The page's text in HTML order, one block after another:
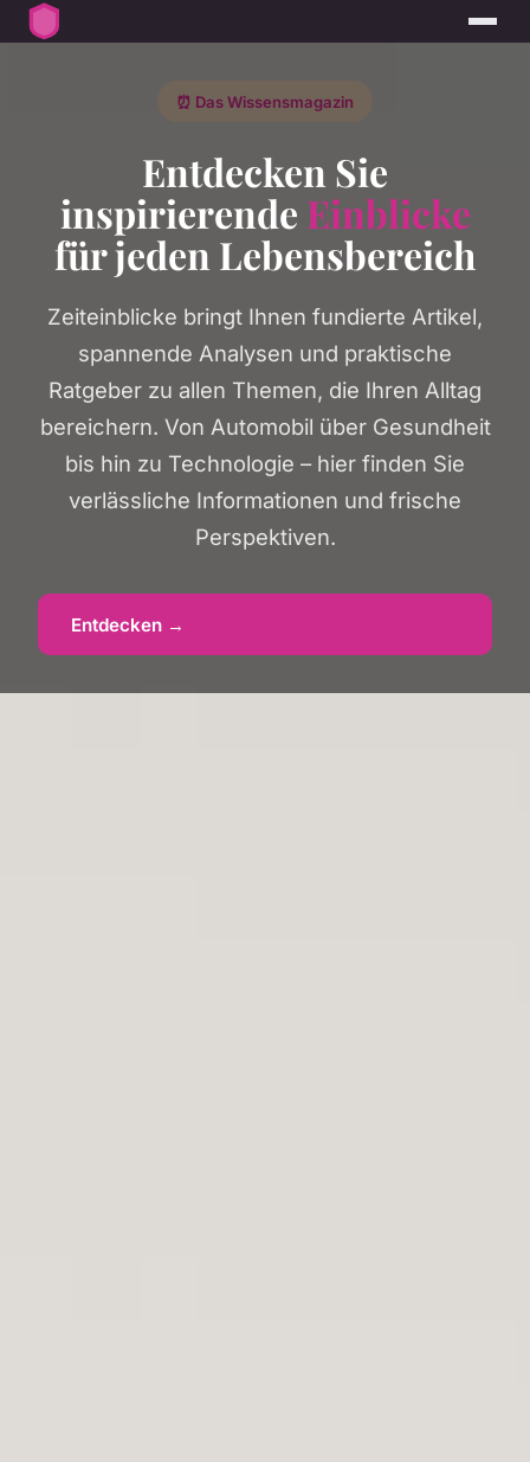
⏰ Das Wissensmagazin
Entdecken Sie
inspirierende Einblicke
für jeden Lebensbereich
Zeiteinblicke bringt Ihnen fundierte Artikel,
spannende Analysen und praktische
Ratgeber zu allen Themen, die Ihren Alltag
bereichern. Von Automobil über Gesundheit
bis hin zu Technologie – hier finden Sie
verlässliche Informationen und frische
Perspektiven.
Entdecken →